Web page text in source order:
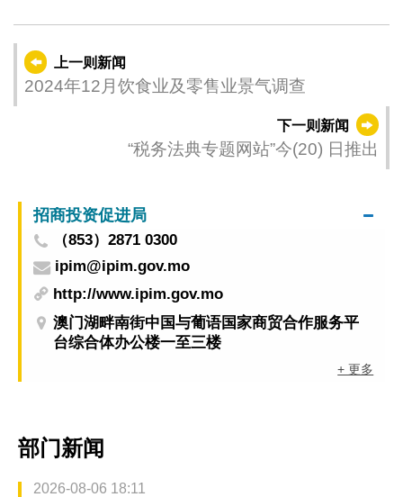
上一则新闻
2024年12月饮食业及零售业景气调查
下一则新闻
“税务法典专题网站”今(20) 日推出
招商投资促进局
（853）2871 0300
ipim@ipim.gov.mo
http://www.ipim.gov.mo
澳门湖畔南街中国与葡语国家商贸合作服务平
台综合体办公楼一至三楼
+ 更多
部门新闻
2026-08-06 18:11